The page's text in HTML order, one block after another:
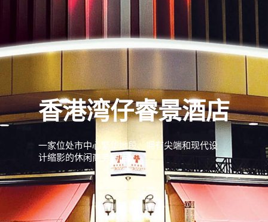
香港湾仔睿景酒店
一家位处市中心繁华地段、拥有尖端和现代设
计缩影的休闲商务酒店。